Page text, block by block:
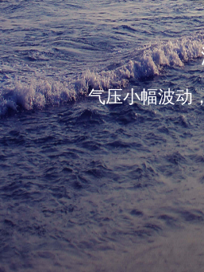
气压小幅波动